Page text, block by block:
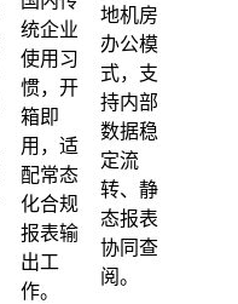
统企业
使用习
惯，开
箱即
用，适
配常态
化合规
报表输
出工
作。
地机房
办公模
式，支
持内部
数据稳
定流
转、静
态报表
协同查
阅。